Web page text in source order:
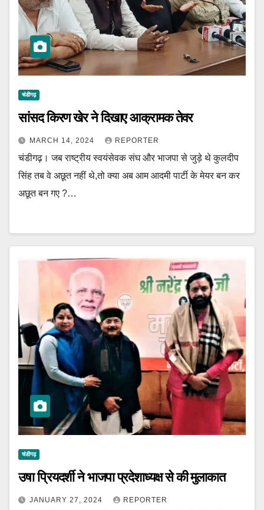
चंडीगढ़
सांसद किरण खेर ने दिखाए आक्रामक तेवर
MARCH 14, 2024 REPORTER
चंडीगढ़। जब राष्ट्रीय स्वयंसेवक संघ और भाजपा से जुड़े थे कुलदीप
सिंह तब वे अछूत नहीं थे,तो क्या अब आम आदमी पार्टी के मेयर बन कर
अछूत बन गए ?…
चंडीगढ़
उषा प्रियदर्शी ने भाजपा प्रदेशाध्यक्ष से की मुलाकात
JANUARY 27, 2024 REPORTER